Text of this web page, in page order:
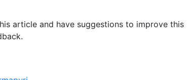
article and have suggestions to improve this